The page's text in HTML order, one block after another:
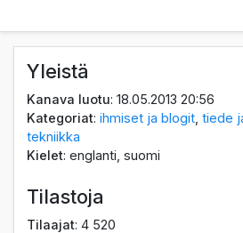
Yleistä
Kanava luotu: 18.05.2013 20:56
Kategoriat:ihmiset ja blogit ,tiede
tekniikka
Kielet: englanti, suomi
Tilastoja
Tilaajat: 4 520